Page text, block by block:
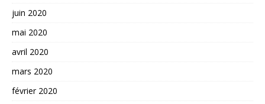
juin 2020
mai 2020
avril 2020
mars 2020
février 2020